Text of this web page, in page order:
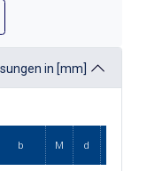
in [mm]
b M d